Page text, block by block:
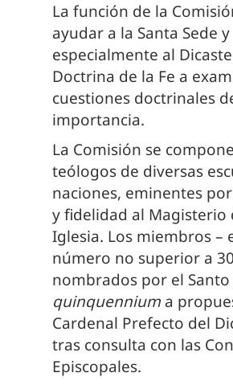
La función de la
ayudar a la Santa Sede y
especialmente al
Doctrina de la Fe a
cuestiones doctrinales
importancia.
La Comisión se
teólogos de diversas
naciones, eminentes
y fidelidad al Magisterio
Iglesia. Los miembros –
número no superior a
nombrados por el Santo
quinquennium a
Cardenal Prefecto del
tras consulta con las
Episcopales.